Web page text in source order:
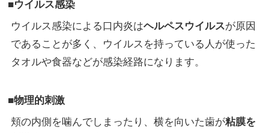
■ウイルス感染
ウイルス感染による口内炎はヘルペスウイルスが原因
であることが多く、ウイルスを持っている人が使った
タオルや食器などが感染経路になります。
■物理的刺激
頬の内側を噛んでしまったり、横を向いた歯が粘膜を